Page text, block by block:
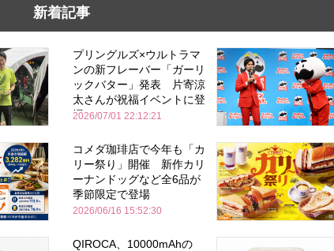
新着記事
プリングルズ×ウルトラマ
ンの新フレーバー「ガーリ
ックバター」発表 片寄涼
太さんが祝福イベントに登
場
2026/07/01 22:12:21
コメダ珈琲店で今年も「カ
リー祭り」開催 新作カリ
ーナンドッグなど全6品が
季節限定で登場
2026/06/16 15:52:30
QIROCA、10000mAhの